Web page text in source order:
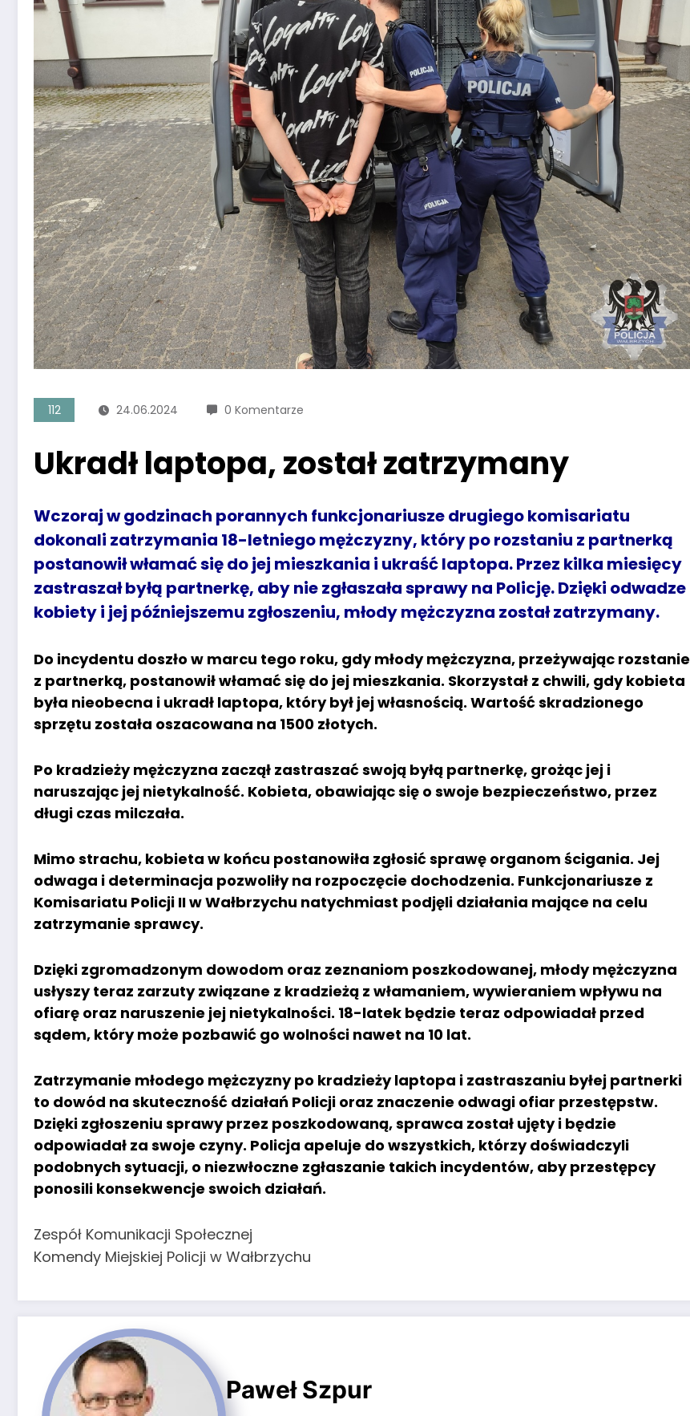
112 24.06.2024 0 Komentarze
Ukradł laptopa, został zatrzymany
Wczoraj w godzinach porannych funkcjonariusze drugiego komisariatu
dokonali zatrzymania 18-letniego mężczyzny, który po rozstaniu z partnerką
postanowił włamać się do jej mieszkania i ukraść laptopa. Przez kilka miesięcy
zastraszał byłą partnerkę, aby nie zgłaszała sprawy na Policję. Dzięki odwadze
kobiety i jej późniejszemu zgłoszeniu, młody mężczyzna został zatrzymany.
Do incydentu doszło w marcu tego roku, gdy młody mężczyzna, przeżywając rozstanie
z partnerką, postanowił włamać się do jej mieszkania. Skorzystał z chwili, gdy kobieta
była nieobecna i ukradł laptopa, który był jej własnością. Wartość skradzionego
sprzętu została oszacowana na 1500 złotych.
Po kradzieży mężczyzna zaczął zastraszać swoją byłą partnerkę, grożąc jej i
naruszając jej nietykalność. Kobieta, obawiając się o swoje bezpieczeństwo, przez
długi czas milczała.
Mimo strachu, kobieta w końcu postanowiła zgłosić sprawę organom ścigania. Jej
odwaga i determinacja pozwoliły na rozpoczęcie dochodzenia. Funkcjonariusze z
Komisariatu Policji II w Wałbrzychu natychmiast podjęli działania mające na celu
zatrzymanie sprawcy.
Dzięki zgromadzonym dowodom oraz zeznaniom poszkodowanej, młody mężczyzna
usłyszy teraz zarzuty związane z kradzieżą z włamaniem, wywieraniem wpływu na
ofiarę oraz naruszenie jej nietykalności. 18-latek będzie teraz odpowiadał przed
sądem, który może pozbawić go wolności nawet na 10 lat.
Zatrzymanie młodego mężczyzny po kradzieży laptopa i zastraszaniu byłej partnerki
to dowód na skuteczność działań Policji oraz znaczenie odwagi ofiar przestępstw.
Dzięki zgłoszeniu sprawy przez poszkodowaną, sprawca został ujęty i będzie
odpowiadał za swoje czyny. Policja apeluje do wszystkich, którzy doświadczyli
podobnych sytuacji, o niezwłoczne zgłaszanie takich incydentów, aby przestępcy
ponosili konsekwencje swoich działań.
Zespół Komunikacji Społecznej
Komendy Miejskiej Policji w Wałbrzychu
Paweł Szpur